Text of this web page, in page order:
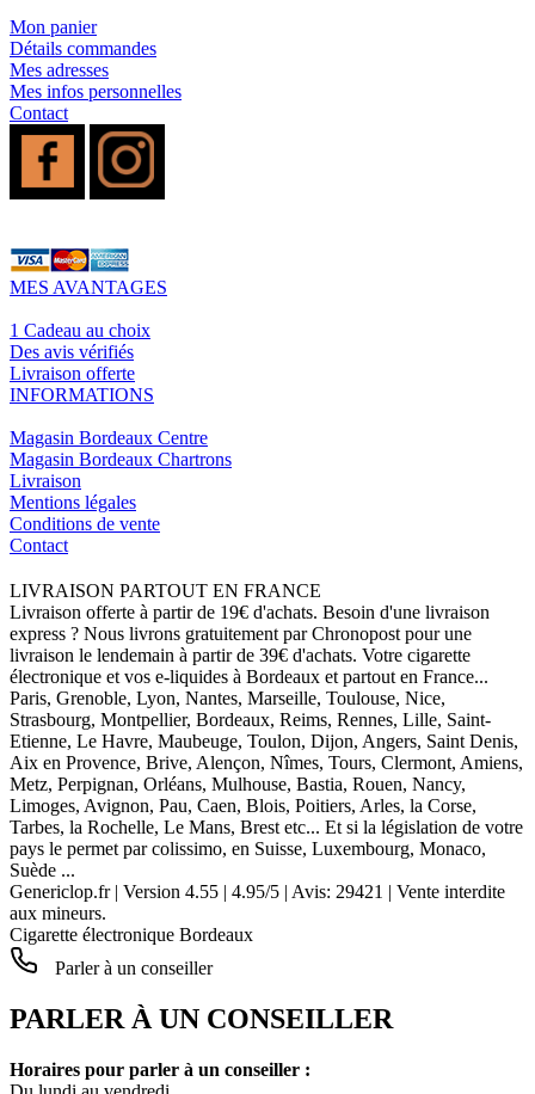
Mon panier
Détails commandes
Mes adresses
Mes infos personnelles
Contact
MES AVANTAGES
1 Cadeau au choix
Des avis vérifiés
Livraison offerte
INFORMATIONS
Magasin Bordeaux Centre
Magasin Bordeaux Chartrons
Livraison
Mentions légales
Conditions de vente
Contact
LIVRAISON PARTOUT EN FRANCE
Livraison offerte à partir de 19€ d'achats. Besoin d'une livraison
express ? Nous livrons gratuitement par Chronopost pour une
livraison le lendemain à partir de 39€ d'achats. Votre cigarette
électronique et vos e-liquides à Bordeaux et partout en France...
Paris, Grenoble, Lyon, Nantes, Marseille, Toulouse, Nice,
Strasbourg, Montpellier, Bordeaux, Reims, Rennes, Lille, Saint-
Etienne, Le Havre, Maubeuge, Toulon, Dijon, Angers, Saint Denis,
Aix en Provence, Brive, Alençon, Nîmes, Tours, Clermont, Amiens,
Metz, Perpignan, Orléans, Mulhouse, Bastia, Rouen, Nancy,
Limoges, Avignon, Pau, Caen, Blois, Poitiers, Arles, la Corse,
Tarbes, la Rochelle, Le Mans, Brest etc... Et si la législation de votre
pays le permet par colissimo, en Suisse, Luxembourg, Monaco,
Suède ...
Genericlop.fr| Version 4.55 | 4.95/5 | Avis: 29421 | Vente interdite
aux mineurs.
Cigarette électronique Bordeaux
Parler à un conseiller
PARLER À UN CONSEILLER
Horaires pour parler à un conseiller :